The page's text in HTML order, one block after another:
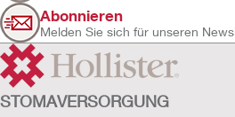
Abonnieren
Melden Sie sich für unseren
STOMAVERSORGUNG